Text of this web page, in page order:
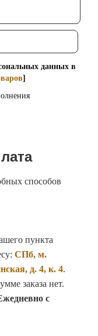
данных в
]
способов
пункта
СПб, м.
д. 4, к. 4.
заказа нет.
с